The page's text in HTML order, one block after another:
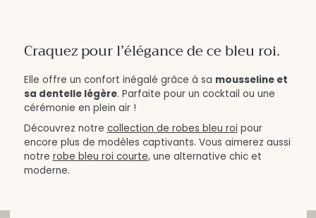
Craquez pour l’élégance de ce bleu roi.
Elle offre un confort inégalé grâce à sa mousseline et
sa dentelle légère. Parfaite pour un cocktail ou une
cérémonie en plein air !
Découvrez notre collection de robes bleu roi pour
encore plus de modèles captivants. Vous aimerez aussi
notre robe bleu roi courte, une alternative chic et
moderne.